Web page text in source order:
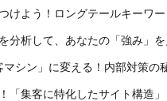
けよう！ロングテールキーワ
分析して、あなたの「強み」
シン」に変える！内部対策の
「集客に特化したサイト構造」